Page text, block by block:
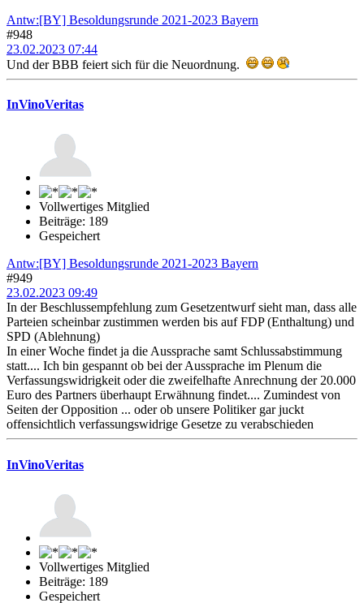
Antw:[BY] Besoldungsrunde 2021-2023 Bayern
#948
23.02.2023 07:44
Und der BBB feiert sich für die Neuordnung.
InVinoVeritas
Vollwertiges Mitglied
Beiträge: 189
Gespeichert
Antw:[BY] Besoldungsrunde 2021-2023 Bayern
#949
23.02.2023 09:49
In der Beschlussempfehlung zum Gesetzentwurf sieht man, dass alle
Parteien scheinbar zustimmen werden bis auf FDP (Enthaltung) und
SPD (Ablehnung)
In einer Woche findet ja die Aussprache samt Schlussabstimmung
statt.... Ich bin gespannt ob bei der Aussprache im Plenum die
Verfassungswidrigkeit oder die zweifelhafte Anrechnung der 20.000
Euro des Partners überhaupt Erwähnung findet.... Zumindest von
Seiten der Opposition ... oder ob unsere Politiker gar juckt
offensichtlich verfassungswidrige Gesetze zu verabschieden
InVinoVeritas
Vollwertiges Mitglied
Beiträge: 189
Gespeichert